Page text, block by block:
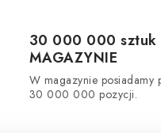
30 000 000 sztuk
MAGAZYNIE
W magazynie posiadamy
30 000 000 pozycji.